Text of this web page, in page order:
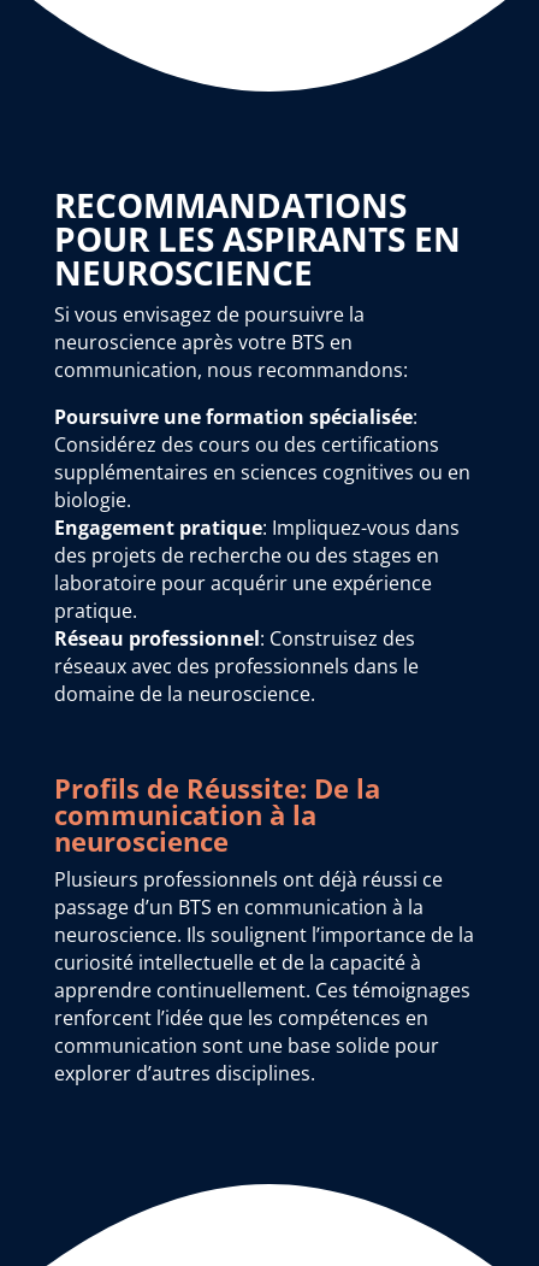
RECOMMANDATIONS
POUR LES ASPIRANTS EN
NEUROSCIENCE
Si vous envisagez de poursuivre la
neuroscience après votre BTS en
communication, nous recommandons:
Poursuivre une formation spécialisée:
Considérez des cours ou des certifications
supplémentaires en sciences cognitives ou en
biologie.
Engagement pratique: Impliquez-vous dans
des projets de recherche ou des stages en
laboratoire pour acquérir une expérience
pratique.
Réseau professionnel: Construisez des
réseaux avec des professionnels dans le
domaine de la neuroscience.
Profils de Réussite: De la
communication à la
neuroscience
Plusieurs professionnels ont déjà réussi ce
passage d’un BTS en communication à la
neuroscience. Ils soulignent l’importance de la
curiosité intellectuelle et de la capacité à
apprendre continuellement. Ces témoignages
renforcent l’idée que les compétences en
communication sont une base solide pour
explorer d’autres disciplines.